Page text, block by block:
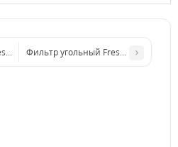
Air П 200 мм (Фильтр угольный Fresh
Фильтр угольный Fresh Air 100 мм